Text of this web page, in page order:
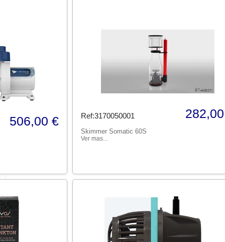
506,00 € Ref:3170050001
Skimmer Somatic 60S
Ver mas...